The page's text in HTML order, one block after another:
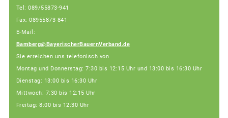
Tel: 089/55873-941
Fax: 08955873-841
E-Mail:
Bamberg@BayerischerBauernVerband.de
Sie erreichen uns telefonisch von
Montag und Donnerstag: 7:30 bis 12:15 Uhr und 13:00 bis 16:30 Uhr
Dienstag: 13:00 bis 16:30 Uhr
Mittwoch: 7:30 bis 12:15 Uhr
Freitag: 8:00 bis 12:30 Uhr